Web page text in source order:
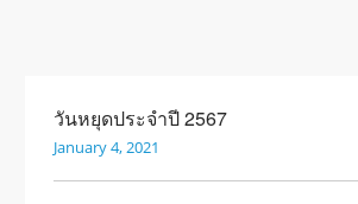
วันหยุดประจำปี 2567
January 4, 2021